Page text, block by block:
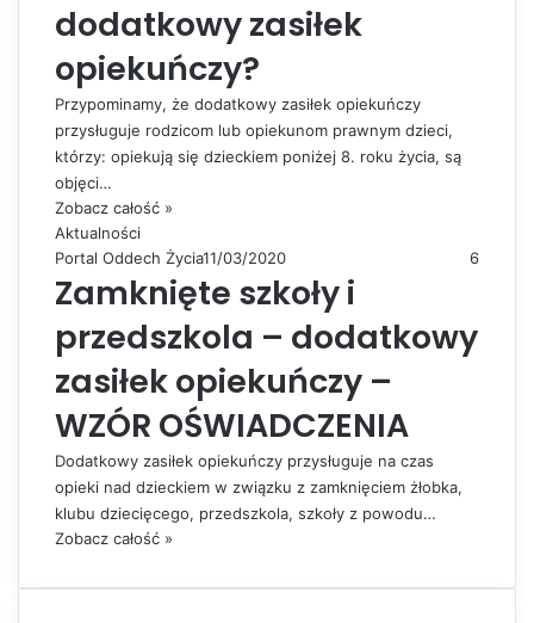
dodatkowy zasiłek
opiekuńczy?
Przypominamy, że dodatkowy zasiłek opiekuńczy
przysługuje rodzicom lub opiekunom prawnym dzieci,
którzy: opiekują się dzieckiem poniżej 8. roku życia, są
objęci…
Zobacz całość »
Aktualności
Portal Oddech Życia11/03/2020 6
Zamknięte szkoły i
przedszkola – dodatkowy
zasiłek opiekuńczy –
WZÓR OŚWIADCZENIA
Dodatkowy zasiłek opiekuńczy przysługuje na czas
opieki nad dzieckiem w związku z zamknięciem żłobka,
klubu dziecięcego, przedszkola, szkoły z powodu…
Zobacz całość »